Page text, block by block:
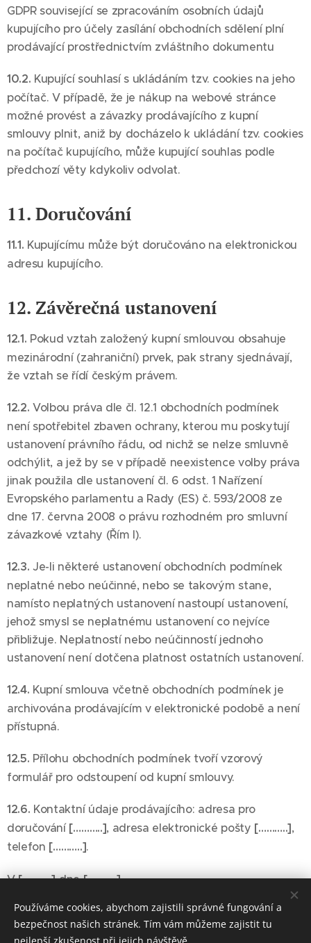
GDPR související se zpracováním osobních údajů
kupujícího pro účely zasílání obchodních sdělení plní
prodávající prostřednictvím zvláštního dokumentu
10.2. Kupující souhlasí s ukládáním tzv. cookies na jeho
počítač. V případě, že je nákup na webové stránce
možné provést a závazky prodávajícího z kupní
smlouvy plnit, aniž by docházelo k ukládání tzv. cookies
na počítač kupujícího, může kupující souhlas podle
předchozí věty kdykoliv odvolat.
11. Doručování
11.1. Kupujícímu může být doručováno na elektronickou
adresu kupujícího.
12. Závěrečná ustanovení
12.1. Pokud vztah založený kupní smlouvou obsahuje
mezinárodní (zahraniční) prvek, pak strany sjednávají,
že vztah se řídí českým právem.
12.2.Volbou práva dle čl. 12.1 obchodních podmínek
není spotřebitel zbaven ochrany, kterou mu poskytují
ustanovení právního řádu, od nichž se nelze smluvně
odchýlit, a jež by se v případě neexistence volby práva
jinak použila dle ustanovení čl. 6 odst. 1 Nařízení
Evropského parlamentu a Rady (ES) č. 593/2008 ze
dne 17. června 2008 o právu rozhodném pro smluvní
závazkové vztahy (Řím I).
12.3.Je-li některé ustanovení obchodních podmínek
neplatné nebo neúčinné, nebo se takovým stane,
namísto neplatných ustanovení nastoupí ustanovení,
jehož smysl se neplatnému ustanovení co nejvíce
přibližuje. Neplatností nebo neúčinností jednoho
ustanovení není dotčena platnost ostatních ustanovení.
12.4. Kupní smlouva včetně obchodních podmínek je
archivována prodávajícím v elektronické podobě a není
přístupná.
12.5. Přílohu obchodních podmínek tvoří vzorový
formulář pro odstoupení od kupní smlouvy.
12.6. Kontaktní údaje prodávajícího: adresa pro
doručování [………..], adresa elektronické pošty [………..],
telefon [………..].
V[………..]dne[………..]
Používáme cookies, abychom zajistili správné fungování a
bezpečnost našich stránek. Tím vám můžeme zajistit tu